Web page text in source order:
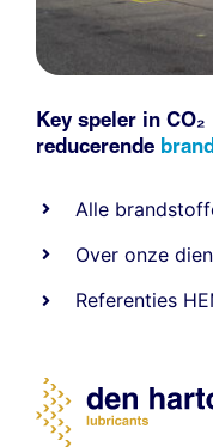
Key speler in CO₂
reducerende
Alle
Over onze
Referenties